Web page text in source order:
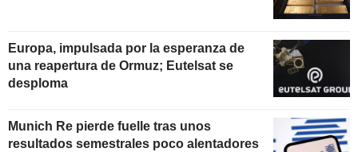
Europa, impulsada por la esperanza de
una reapertura de Ormuz; Eutelsat se
desploma
Munich Re pierde fuelle tras unos
resultados semestrales poco alentadores